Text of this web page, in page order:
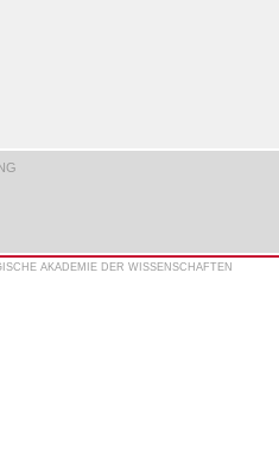
AKADEMIE DER WISSENSCHAFTEN